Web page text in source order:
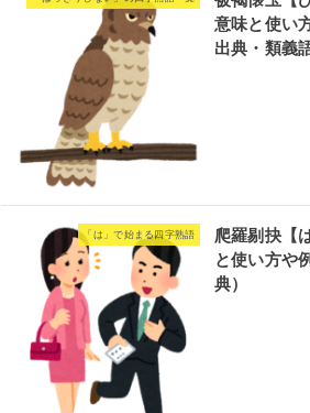
意味と使い
出典・類義
「は」で始まる四字熟語
爬羅剔抉【
と使い方や
典）